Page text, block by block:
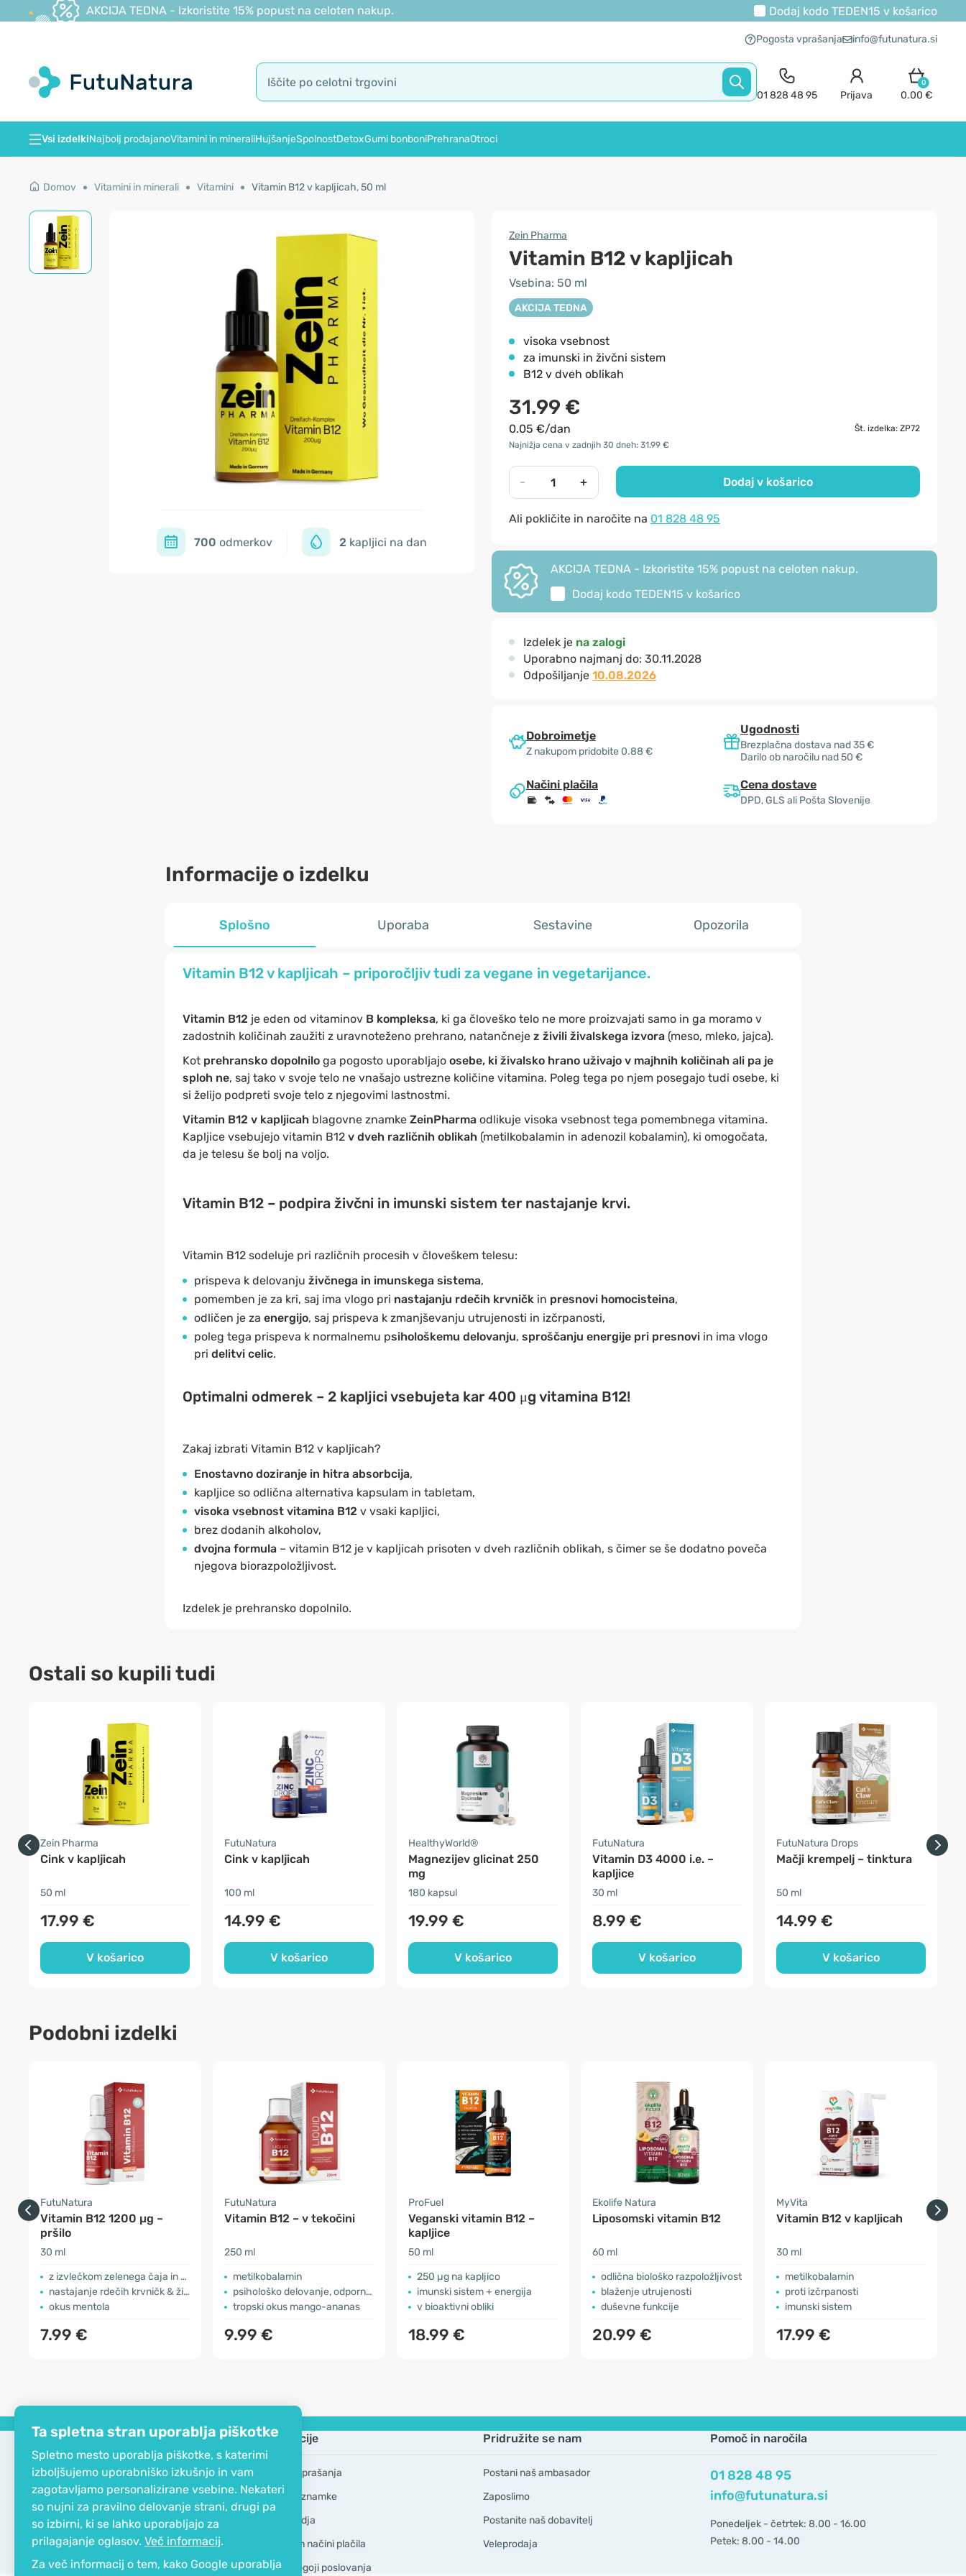
Ta spletna stran uporablja piškotke
Spletno mesto uporablja piškotke, s katerimi
izboljšujemo uporabniško izkušnjo in vam
zagotavljamo personalizirane vsebine. Nekateri
so nujni za pravilno delovanje strani, drugi pa
so izbirni, ki se lahko uporabljajo za
prilagajanje oglasov. Več informacij.
Za več informacij o tem, kako Google uporablja
AKCIJA TEDNA - Izkoristite 15% popust na celoten nakup. Dodaj kodo TEDEN15 v košarico
Pogosta vprašanja info@futunatura.si
01 828 48 95 Prijava
0
0.00 €
Vsi izdelkiNajbolj prodajanoVitamini in mineraliHujšanjeSpolnostDetoxGumi bonboniPrehranaOtroci
Domov Vitamini in minerali Vitamini Vitamin B12 v kapljicah, 50 ml
700 odmerkov 2 kapljici na dan
Zein Pharma
Vitamin B12 v kapljicah
Vsebina: 50 ml
AKCIJA TEDNA
visoka vsebnost
za imunski in živčni sistem
B12 v dveh oblikah
31.99 €
0.05 €/dan
Št. izdelka: ZP72
Najnižja cena v zadnjih 30 dneh: 31.99 €
- + Dodaj v košarico
Ali pokličite in naročite na 01 828 48 95
AKCIJA TEDNA - Izkoristite 15% popust na celoten nakup.
Dodaj kodo TEDEN15 v košarico
Izdelek je na zalogi
Uporabno najmanj do: 30.11.2028
Odpošiljanje 10.08.2026
Dobroimetje
Z nakupom pridobite 0.88 €
Ugodnosti
Brezplačna dostava nad 35 €
Darilo ob naročilu nad 50 €
Načini plačila Cena dostave
DPD, GLS ali Pošta Slovenije
Informacije o izdelku
Splošno Uporaba Sestavine Opozorila
Vitamin B12 v kapljicah – priporočljiv tudi za vegane in vegetarijance.
Vitamin B12 je eden od vitaminov B kompleksa, ki ga človeško telo ne more proizvajati samo in ga moramo v
zadostnih količinah zaužiti z uravnoteženo prehrano, natančneje z živili živalskega izvora(meso, mleko, jajca).
Kot prehransko dopolniloga pogosto uporabljajo osebe, ki živalsko hrano uživajo v majhnih količinah ali pa je
sploh ne, saj tako v svoje telo ne vnašajo ustrezne količine vitamina. Poleg tega po njem posegajo tudi osebe, ki
si želijo podpreti svoje telo z njegovimi lastnostmi.
Vitamin B12 v kapljicah blagovne znamke ZeinPharmaodlikuje visoka vsebnost tega pomembnega vitamina.
Kapljice vsebujejo vitamin B12 v dveh različnih oblikah (metilkobalamin in adenozil kobalamin), ki omogočata,
da je telesu še bolj na voljo.
Vitamin B12 – podpira živčni in imunski sistem ter nastajanje krvi.
Vitamin B12 sodeluje pri različnih procesih v človeškem telesu:
prispeva k delovanju živčnega in imunskega sistema,
pomemben je za kri, saj ima vlogo pri nastajanju rdečih krvničkin presnovi homocisteina,
odličen je za energijo, saj prispeva k zmanjševanju utrujenosti in izčrpanosti,
poleg tega prispeva k normalnemu psihološkemu delovanju, sproščanju energije pri presnoviin ima vlogo
pri delitvi celic.
Optimalni odmerek – 2 kapljici vsebujeta kar 400 μg vitamina B12!
Zakaj izbrati Vitamin B12 v kapljicah?
Enostavno doziranje in hitra absorbcija,
kapljice so odlična alternativa kapsulam in tabletam,
visoka vsebnost vitamina B12 v vsaki kapljici,
brez dodanih alkoholov,
dvojna formula– vitamin B12 je v kapljicah prisoten v dveh različnih oblikah, s čimer se še dodatno poveča
njegova biorazpoložljivost.
Izdelek je prehransko dopolnilo.
Ostali so kupili tudi
Zein Pharma
Cink v kapljicah
50 ml
17.99 €
V košarico
FutuNatura
Cink v kapljicah
100 ml
14.99 €
V košarico
HealthyWorld®
Magnezijev glicinat 250
mg
180 kapsul
19.99 €
V košarico
FutuNatura
Vitamin D3 4000 i.e. –
kapljice
30 ml
8.99 €
V košarico
FutuNatura Drops
Mačji krempelj – tinktura
50 ml
14.99 €
V košarico
Podobni izdelki
FutuNatura
Vitamin B12 1200 µg –
pršilo
30 ml
z izvlečkom zelenega čaja in kromom
nastajanje rdečih krvničk & živčevje
okus mentola
7.99 €
FutuNatura
Vitamin B12 – v tekočini
250 ml
metilkobalamin
psihološko delovanje, odpornost, energija
tropski okus mango-ananas
9.99 €
ProFuel
Veganski vitamin B12 –
kapljice
50 ml
250 µg na kapljico
imunski sistem + energija
v bioaktivni obliki
18.99 €
Ekolife Natura
Liposomski vitamin B12
60 ml
odlična biološko razpoložljivost
blaženje utrujenosti
duševne funkcije
20.99 €
MyVita
Vitamin B12 v kapljicah
30 ml
metilkobalamin
proti izčrpanosti
imunski sistem
17.99 €
Podjetje
EKO certifikat
Kontakt
O podjetju
Informacije
Pogosta vprašanja
Blagovne znamke
GDPR Orodja
Dostava in načini plačila
Splošni pogoji poslovanja
Pridružite se nam
Postani naš ambasador
Zaposlimo
Postanite naš dobavitelj
Veleprodaja
Pomoč in naročila
01 828 48 95
info@futunatura.si
Ponedeljek - četrtek: 8.00 - 16.00
Petek: 8.00 - 14.00